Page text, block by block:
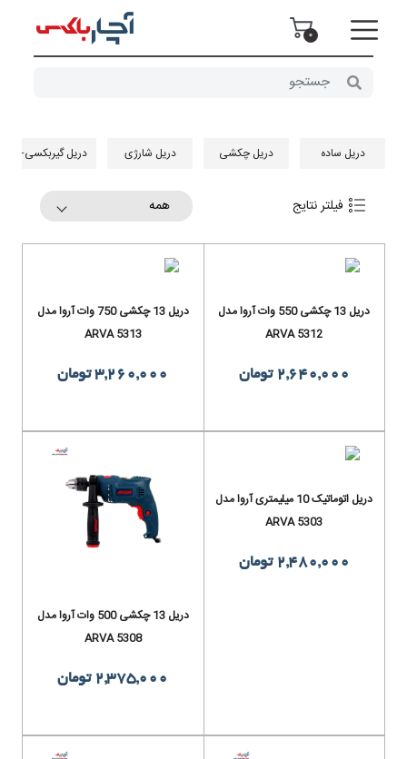
0
دریل ساده دریل چکشی دریل شارژی دریل گیربکسی-
فیلتر نتایج همه
دریل 13 چکشی 550 وات آروا مدل
ARVA 5312
2,640,000 تومان
دریل 13 چکشی 750 وات آروا مدل
ARVA 5313
3,260,000 تومان
دریل اتوماتیک 10 میلیمتری آروا مدل
ARVA 5303
2,480,000 تومان
دریل 13 چکشی 500 وات آروا مدل
ARVA 5308
2,375,000 تومان